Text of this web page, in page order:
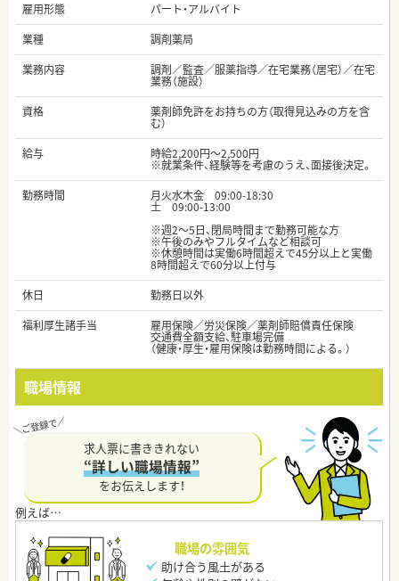
雇用形態
パート・アルバイト
業種
調剤薬局
業務内容
調剤／監査／服薬指導／在宅業務（居宅）／在宅
業務（施設）
資格
薬剤師免許をお持ちの方（取得見込みの方を含
む）
給与
時給2,200円～2,500円
※就業条件、経験等を考慮のうえ、面接後決定。
勤務時間
月火水木金 09:00-18:30
土 09:00-13:00
※週2～5日、閉局時間まで勤務可能な方
※午後のみやフルタイムなど相談可
※休憩時間は実働6時間超えで45分以上と実働
8時間超えで60分以上付与
休日
勤務日以外
福利厚生諸手当
雇用保険／労災保険／薬剤師賠償責任保険
交通費全額支給、駐車場完備
（健康・厚生・雇用保険は勤務時間による。）
職場情報
求人票に書ききれない
“詳しい職場情報”
をお伝えします！
職場の雰囲気
助け合う風土がある